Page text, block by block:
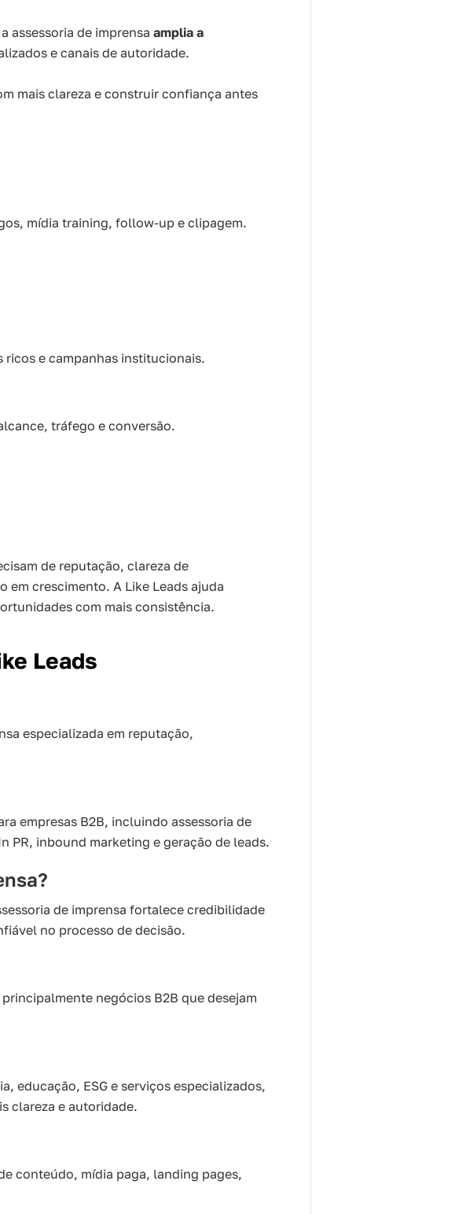
assessoria de imprensa amplia a
e canais de autoridade.
mais clareza e construir confiança antes
mídia training, follow-up e clipagem.
e campanhas institucionais.
tráfego e conversão.
de reputação, clareza de
em crescimento. A Like Leads ajuda
com mais consistência.
Leads
especializada em reputação,
empresas B2B, incluindo assessoria de
PR, inbound marketing e geração de leads.
de imprensa fortalece credibilidade
no processo de decisão.
negócios B2B que desejam
educação, ESG e serviços especializados,
clareza e autoridade.
conteúdo, mídia paga, landing pages,